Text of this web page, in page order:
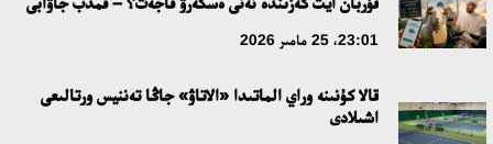
18:16، 20 شىلدە 2026
ۇلتتىق ءارحيۆتىڭ اشىلعانىنا 20 جىل: نەگىزگى جەتىستىكتەرى مەن
دامۋ باعىتى
23:01، 25 مامىر 2026
قالا كۇنىنە وراي الماتىدا «الاتاۋ» جاڭا تەننيس ورتالىعى
اشىلادى